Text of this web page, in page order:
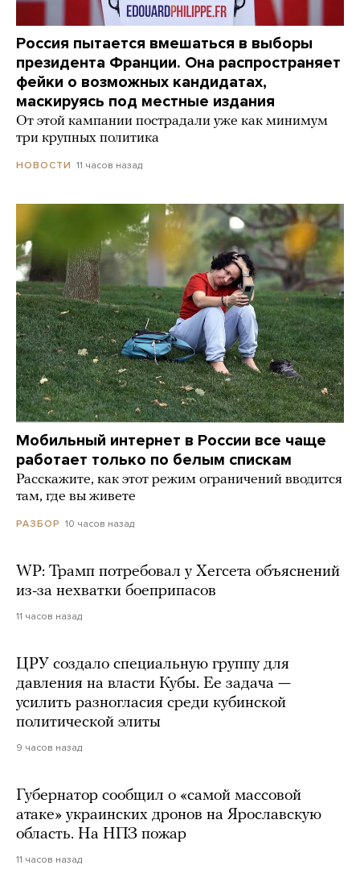
Россия пытается вмешаться в выборы
президента Франции. Она распространяет
фейки о возможных кандидатах,
маскируясь под местные издания
От этой кампании пострадали уже как минимум
три крупных политика
НОВОСТИ 11 часов назад
Мобильный интернет в России все чаще
работает только по белым спискам
Расскажите, как этот режим ограничений вводится
там, где вы живете
РАЗБОР 10 часов назад
WP: Трамп потребовал у Хегсета объяснений
из-за нехватки боеприпасов
11 часов назад
ЦРУ создало специальную группу для
давления на власти Кубы. Ее задача —
усилить разногласия среди кубинской
политической элиты
9 часов назад
Губернатор сообщил о «самой массовой
атаке» украинских дронов на Ярославскую
область. На НПЗ пожар
11 часов назад